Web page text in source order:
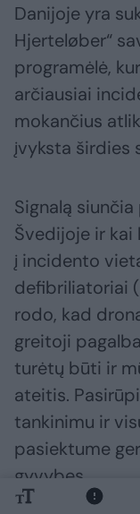
Danijoje yra
Hjerteløber“
programėlė,
arčiausiai
mokančius
įvyksta širdies
Signalą
Švedijoje ir kai
į incidento
defibriliatoriai
rodo, kad
greitoji
turėtų būti ir
ateitis.
tankinimu ir
pasiektume
gyvybes.